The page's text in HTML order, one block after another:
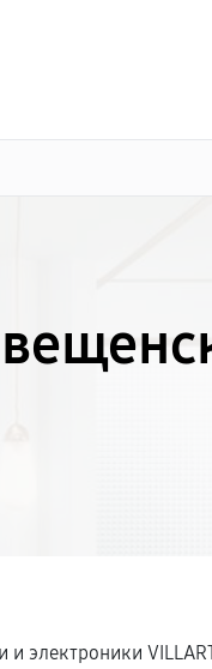
электроники